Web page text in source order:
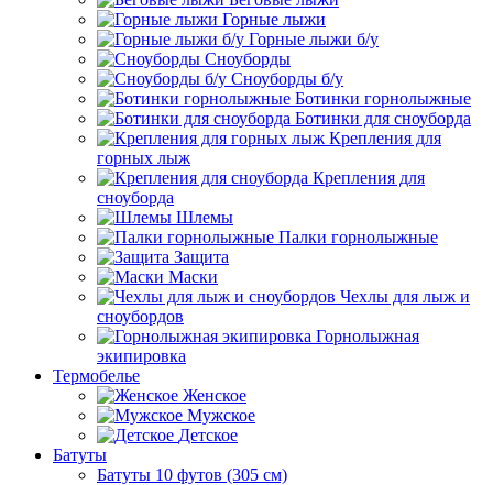
Горные лыжи
Горные лыжи б/у
Сноуборды
Сноуборды б/у
Ботинки горнолыжные
Ботинки для сноуборда
Крепления для
горных лыж
Крепления для
сноуборда
Шлемы
Палки горнолыжные
Защита
Маски
Чехлы для лыж и
сноубордов
Горнолыжная
экипировка
Термобелье
Женское
Мужское
Детское
Батуты
Батуты 10 футов (305 см)